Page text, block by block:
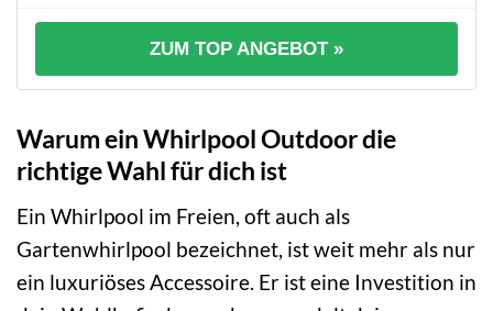
ZUM TOP ANGEBOT »
Warum ein Whirlpool Outdoor die
richtige Wahl für dich ist
Ein Whirlpool im Freien, oft auch als
Gartenwhirlpool bezeichnet, ist weit mehr als nur
ein luxuriöses Accessoire. Er ist eine Investition in